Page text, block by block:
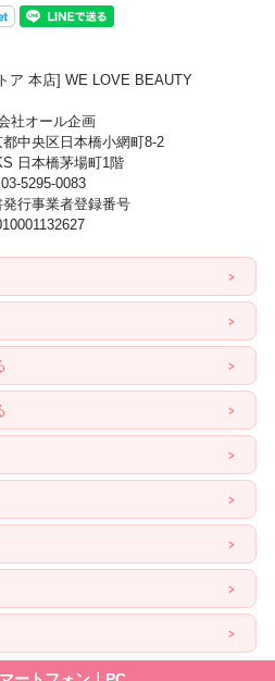
ア 本店] WE LOVE BEAUTY
社オール企画
中央区日本橋小網町8-2
日本橋茅場町1階
5295-0083
行事業者登録番号